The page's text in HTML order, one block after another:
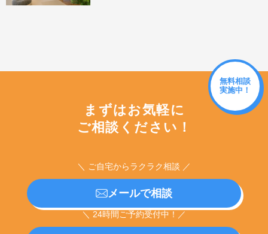
無料相談
実施中！
まずはお気軽に
ご相談ください！
＼ ご自宅からラクラク相談 ／
メールで相談
＼ 24時間ご予約受付中！／